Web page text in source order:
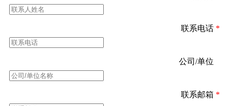
联系电话 *
公司/单位
联系邮箱 *